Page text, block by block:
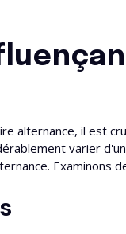
alternance, il est
varier
Examinons